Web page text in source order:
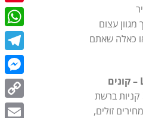
המשך קריאה
עצום
כאלה שאתם
לוקו0ט – Lowc0st – קונים
קניות ברשת
זולים,
Copy